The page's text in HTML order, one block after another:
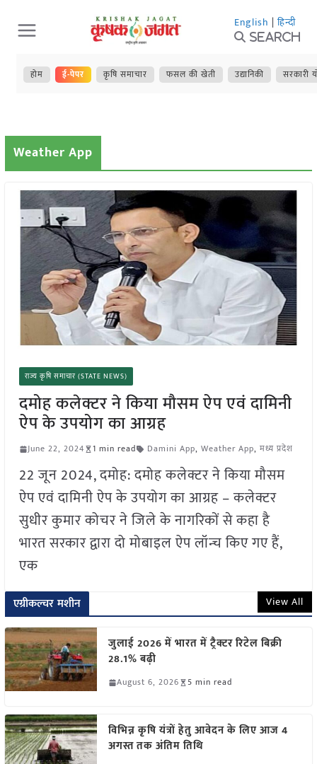
Skip
to
content
English | हिन्दी
Search
होम ई-पेपर कृषि समाचार फसल की खेती उद्यानिकी सरकारी
Weather App
राज्य कृषि समाचार (STATE NEWS)
दमोह कलेक्टर ने किया मौसम ऐप एवं दामिनी
ऐप के उपयोग का आग्रह
June 22, 2024 1 min read Damini App, Weather App, मध्य प्रदेश
22 जून 2024, दमोह: दमोह कलेक्टर ने किया मौसम
ऐप एवं दामिनी ऐप के उपयोग का आग्रह – कलेक्टर
सुधीर कुमार कोचर ने जिले के नागरिकों से कहा है
भारत सरकार द्वारा दो मोबाइल ऐप लॉन्च किए गए हैं,
एक
एग्रीकल्चर मशीन View All
जुलाई 2026 में भारत में ट्रैक्टर रिटेल बिक्री
28.1% बढ़ी
August 6, 2026 5 min read
विभिन्न कृषि यंत्रों हेतु आवेदन के लिए आज 4
अगस्त तक अंतिम तिथि